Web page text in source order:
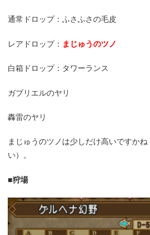
通常ドロップ：ふさふさの毛皮
レアドロップ： まじゅうのツノ
白箱ドロップ：タワーランス
ガブリエルのヤリ
轟雷のヤリ
まじゅうのツノは少しだけ高いですかね
い）。
■狩場